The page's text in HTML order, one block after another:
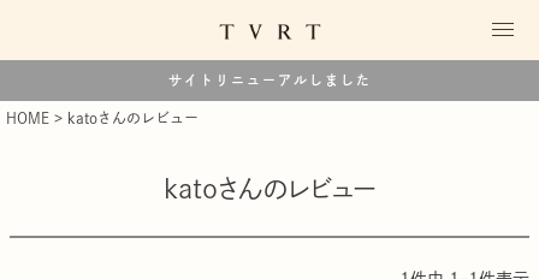
サイトリニューアルしました
HOME katoさんのレビュー
katoさんのレビュー